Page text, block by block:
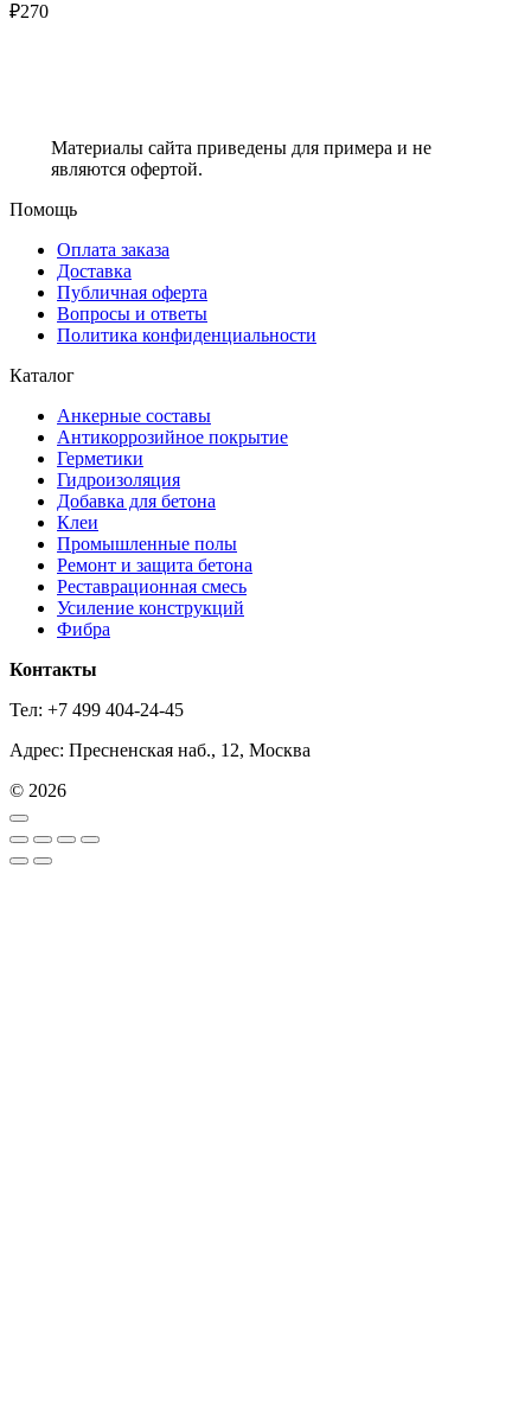
₽270
Материалы сайта приведены для примера и не
являются офертой.
Помощь
Оплата заказа
Доставка
Публичная оферта
Вопросы и ответы
Политика конфиденциальности
Каталог
Анкерные составы
Антикоррозийное покрытие
Герметики
Гидроизоляция
Добавка для бетона
Клеи
Промышленные полы
Ремонт и защита бетона
Реставрационная смесь
Усиление конструкций
Фибра
Контакты
Тел: +7 499 404-24-45
Адрес: Пресненская наб., 12, Москва
© 2026